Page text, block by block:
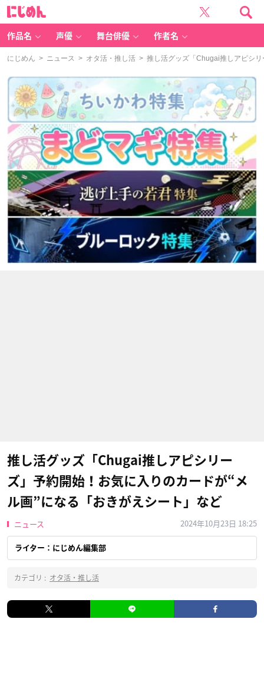
作品名 声優 舞台俳優 作者名
にじめん > ニュース > オタ活・推し活 > 推し活グッズ「Chugai推しアピシリ
推し活グッズ「Chugai推しアピシリー
ズ」予約開始！お気に入りのカードが“メ
ル画”になる「おきがえシート」など
ニュース 2024年10月23日 18:25
ライター：にじめん編集部
カテゴリ : オタ活・推し活